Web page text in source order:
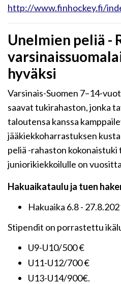
http://www.finhockey.fi/
Unelmien peliä -
hyväksi
Varsinais-Suomen 7–14-
saavat tukirahaston, jonka
taloutensa kanssa
jääkiekkoharrastuksen
peliä -rahaston
juniorikiekkoilulle on
Hakuaikataulu ja tuen
Hakuaika 6.8 -
Stipendit on porrastettu
U9-U10/500 €
U11-U12/700 €
U13-U14/900€.